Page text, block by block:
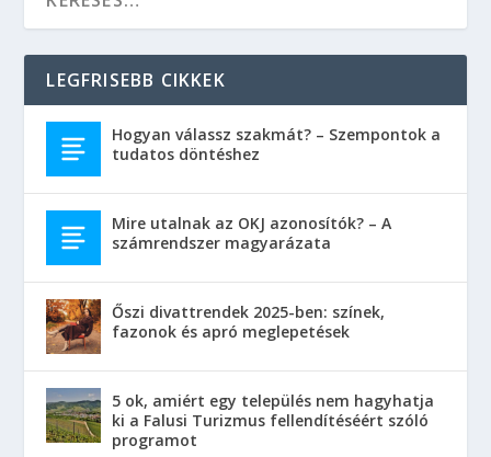
LEGFRISEBB CIKKEK
Hogyan válassz szakmát? – Szempontok a
tudatos döntéshez
Mire utalnak az OKJ azonosítók? – A
számrendszer magyarázata
Őszi divattrendek 2025-ben: színek,
fazonok és apró meglepetések
5 ok, amiért egy település nem hagyhatja
ki a Falusi Turizmus fellendítéséért szóló
programot